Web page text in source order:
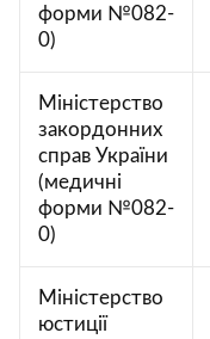
форми №082-
0)
Міністерство
закордонних
справ України
(медичні
форми №082-
0)
Міністерство
юстиції